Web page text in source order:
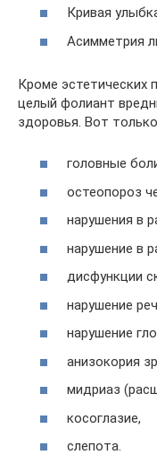
Кривая
Асимметрия
Кроме эстетических
целый фолиант
здоровья. Вот
головные
остеопороз
нарушения в
нарушение в
дисфункции
нарушение
нарушение
анизокория
мидриаз
косоглазие,
слепота.